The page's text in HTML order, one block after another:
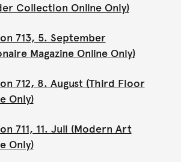
Collection Online Only)
713, 5. September
Magazine Online Only)
712, 8. August (Third Floor
Only)
711, 11. Juli (Modern Art
Only)